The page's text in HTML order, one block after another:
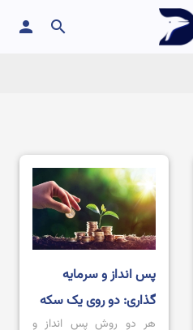
search
person
پس انداز و سرمایه
گذاری: دو روی یک سکه
هر دو روش پس انداز و